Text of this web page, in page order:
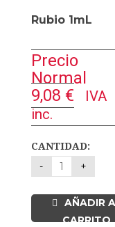
Rubio 1mL
Precio
Normal
9,08 €
IVA
inc.
CANTIDAD:
AÑADIR
CARRITO